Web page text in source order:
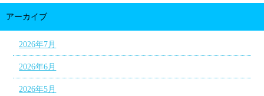
アーカイブ
2026年7月
2026年6月
2026年5月